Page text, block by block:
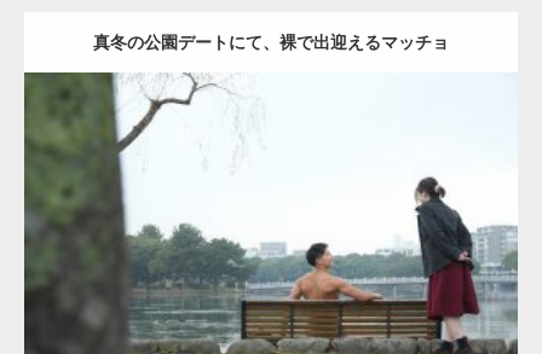
真冬の公園デートにて、裸で出迎えるマッチョ
公園のマッチョ AKIHITO(細マッチョ) 背中
ダウンロード